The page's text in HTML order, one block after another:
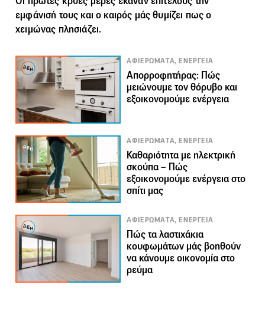
εμφάνισή τους και ο καιρός μάς θυμίζει πως ο
χειμώνας πλησιάζει.
ΑΦΙΕΡΩΜΑΤΑ, ΕΝΕΡΓΕΙΑ
Aπορροφητήρας: Πώς
μειώνουμε τον θόρυβο και
εξοικονομούμε ενέργεια
ΑΦΙΕΡΩΜΑΤΑ, ΕΝΕΡΓΕΙΑ
Καθαριότητα με ηλεκτρική
σκούπα – Πώς
εξοικονομούμε ενέργεια στο
σπίτι μας
ΑΦΙΕΡΩΜΑΤΑ, ΕΝΕΡΓΕΙΑ
Πώς τα λαστιχάκια
κουφωμάτων μάς βοηθούν
να κάνουμε οικονομία στο
ρεύμα